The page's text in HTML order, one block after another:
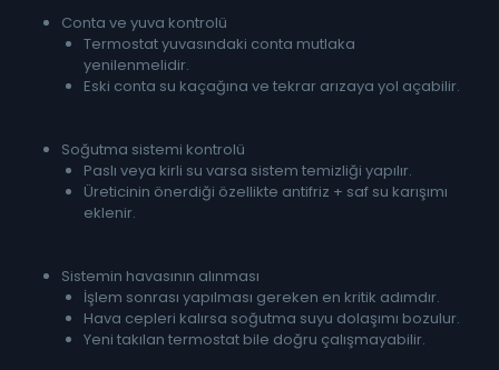
Conta ve yuva kontrolü
Termostat yuvasındaki conta mutlaka
yenilenmelidir.
Eski conta su kaçağına ve tekrar arızaya yol açabilir.
Soğutma sistemi kontrolü
Paslı veya kirli su varsa sistem temizliği yapılır.
Üreticinin önerdiği özellikte antifriz + saf su karışımı
eklenir.
Sistemin havasının alınması
İşlem sonrası yapılması gereken en kritik adımdır.
Hava cepleri kalırsa soğutma suyu dolaşımı bozulur.
Yeni takılan termostat bile doğru çalışmayabilir.